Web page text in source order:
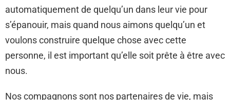
automatiquement de quelqu’un dans leur vie pour
s’épanouir, mais quand nous aimons quelqu’un et
voulons construire quelque chose avec cette
personne, il est important qu’elle soit prête à être avec
nous.
Nos compagnons sont nos partenaires de vie, mais